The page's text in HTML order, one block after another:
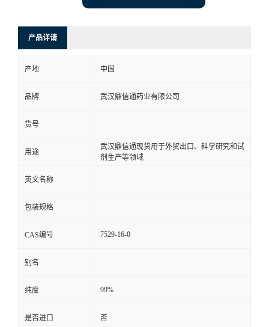
产品详请
产地 中国
品牌 武汉鼎信通药业有限公司
货号
用途
武汉鼎信通现货用于外贸出口、科学研究和试
剂生产等领域
英文名称
包装规格
CAS编号 7529-16-0
别名
纯度 99%
是否进口 否